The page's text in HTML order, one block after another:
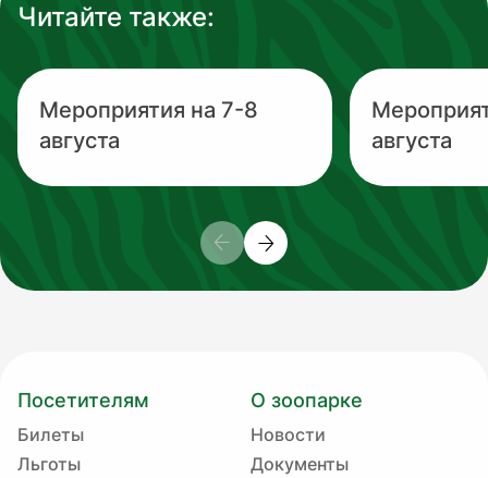
Читайте также:
Мероприятия на 7-8
августа
августа
Посетителям
Билеты
Льготы
О зоопарке
Новости
Документы